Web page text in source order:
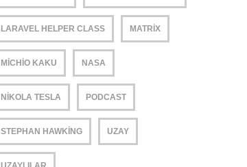
LARAVEL HELPER CLASS MATRIX
MICHIO KAKU NASA
NIKOLA TESLA PODCAST
STEPHAN HAWKING UZAY